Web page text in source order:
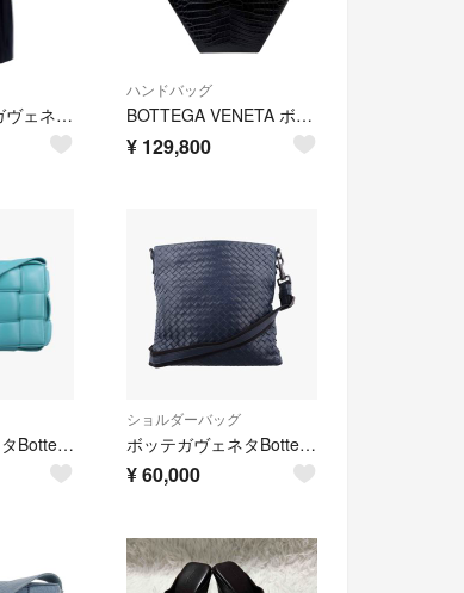
超美品 ボッテガヴェネタ BOTTEGAVENETA 2023年 725506 V1JS0 ミディ ワンピース シルク ドレス 黒 ブラック レディース
ハンドバッグ
BOTTEGA VENETA ボッテガヴェネタ ハンドバッグ トート 658516 DOLL ドール クロコ型押し ブラック
¥ 129,800
ボッテガヴェネタBottega Venetaパデッド カセットパデッド カセット ブルー ラムスキン B09227447N
ショルダーバッグ
ボッテガヴェネタBottega Venetaイントレチャートイントレチャート ネイビー ラムスキン B05848544M
¥60,000